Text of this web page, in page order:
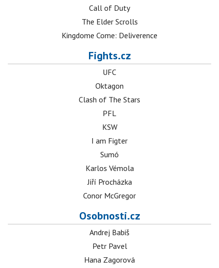
Call of Duty
The Elder Scrolls
Kingdome Come: Deliverence
Fights.cz
UFC
Oktagon
Clash of The Stars
PFL
KSW
I am Figter
Sumó
Karlos Vémola
Jiří Procházka
Conor McGregor
Osobnosti.cz
Andrej Babiš
Petr Pavel
Hana Zagorová